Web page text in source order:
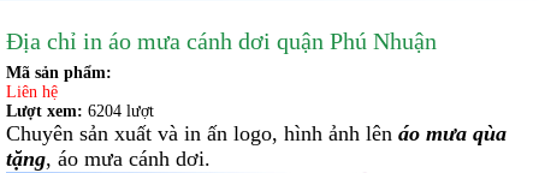
Địa chỉ in áo mưa cánh dơi quận Phú Nhuận
Mã sản phẩm:
Liên hệ
Lượt xem: 6204 lượt
Chuyên sản xuất và in ấn logo, hình ảnh lên áo mưa qùa
tặng, áo mưa cánh dơi.